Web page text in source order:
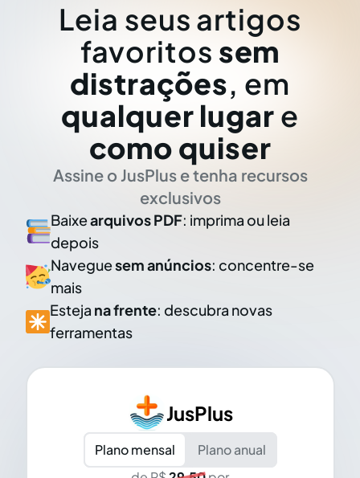
Leia seus artigos
favoritos sem
distrações, em
qualquer lugar e
como quiser
Assine o JusPlus e tenha recursos
exclusivos
Baixearquivos PDF: imprima ou leia
depois
Naveguesem anúncios: concentre-se
mais
Esteja na frente: descubra novas
ferramentas
JusPlus
Plano mensal
Plano anual